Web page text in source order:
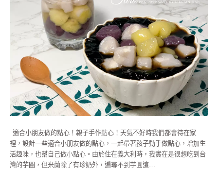
適合小朋友做的點心！親子手作點心！天氣不好時我們都會待在家
裡，設計一些適合小朋友做的點心，一起帶著孩子動手做點心，增加生
活趣味，也幫自己做小點心。由於住在義大利時，我實在是很想吃到台
灣的芋圓，但米蘭除了有珍奶外，遍尋不到芋圓這…